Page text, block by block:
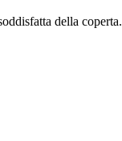
della coperta.